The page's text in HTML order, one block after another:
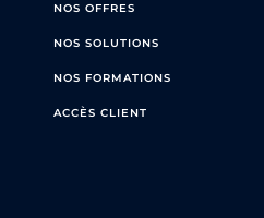
NOS OFFRES
NOS SOLUTIONS
NOS FORMATIONS
ACCÈS CLIENT